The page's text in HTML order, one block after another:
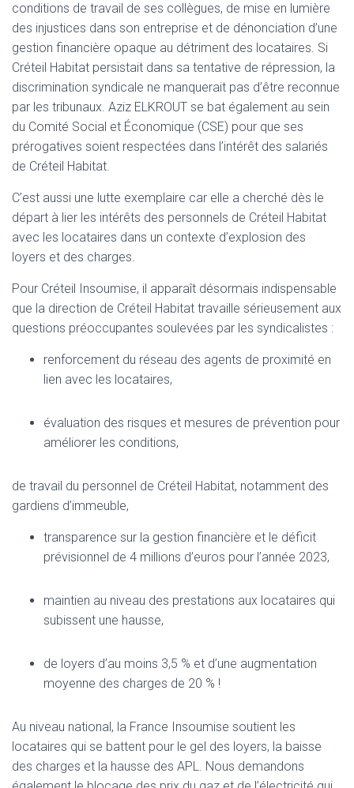
conditions de travail de ses collègues, de mise en lumière
des injustices dans son entreprise et de dénonciation d’une
gestion financière opaque au détriment des locataires. Si
Créteil Habitat persistait dans sa tentative de répression, la
discrimination syndicale ne manquerait pas d’être reconnue
par les tribunaux. Aziz ELKROUT se bat également au sein
du Comité Social et Économique (CSE) pour que ses
prérogatives soient respectées dans l’intérêt des salariés
de Créteil Habitat.
C’est aussi une lutte exemplaire car elle a cherché dès le
départ à lier les intérêts des personnels de Créteil Habitat
avec les locataires dans un contexte d’explosion des
loyers et des charges.
Pour Créteil Insoumise, il apparaît désormais indispensable
que la direction de Créteil Habitat travaille sérieusement aux
questions préoccupantes soulevées par les syndicalistes :
renforcement du réseau des agents de proximité en
lien avec les locataires,
évaluation des risques et mesures de prévention pour
améliorer les conditions,
de travail du personnel de Créteil Habitat, notamment des
gardiens d’immeuble,
transparence sur la gestion financière et le déficit
prévisionnel de 4 millions d’euros pour l’année 2023,
maintien au niveau des prestations aux locataires qui
subissent une hausse,
de loyers d’au moins 3,5 % et d’une augmentation
moyenne des charges de 20 % !
Au niveau national, la France Insoumise soutient les
locataires qui se battent pour le gel des loyers, la baisse
des charges et la hausse des APL. Nous demandons